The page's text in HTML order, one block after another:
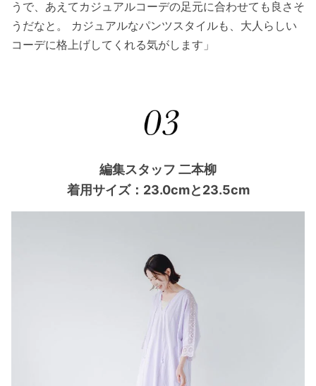
うで、あえてカジュアルコーデの足元に合わせても良さそ
うだなと。 カジュアルなパンツスタイルも、大人らしい
コーデに格上げしてくれる気がします」
編集スタッフ 二本柳
着用サイズ：23.0cmと23.5cm